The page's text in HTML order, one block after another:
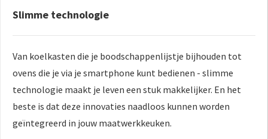
Slimme technologie
Van koelkasten die je boodschappenlijstje bijhouden tot
ovens die je via je smartphone kunt bedienen - slimme
technologie maakt je leven een stuk makkelijker. En het
beste is dat deze innovaties naadloos kunnen worden
geïntegreerd in jouw maatwerkkeuken.